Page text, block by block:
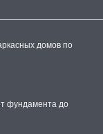
домов по
фундамента до